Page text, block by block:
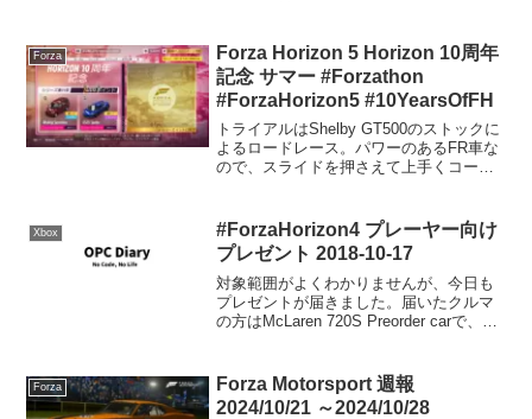
Forza
Forza Horizon 5 Horizon 10周年
記念 サマー #Forzathon
#ForzaHorizon5 #10YearsOfFH
トライアルはShelby GT500のストックに
よるロードレース。パワーのあるFR車な
ので、スライドを押さえて上手くコーナ
様。1だけじゃなく4まで再現されてい
た。再現度...
Xbox
#ForzaHorizon4 プレーヤー向け
プレゼント 2018-10-17
対象範囲がよくわかりませんが、今日も
プレゼントが届きました。届いたクルマ
の方はMcLaren 720S Preorder carで、ノ
よくわかりませんでした(；´Д...
Forza
Forza Motorsport 週報
2024/10/21 ～2024/10/28